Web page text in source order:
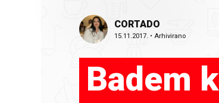
CORTADO
15.11.2017. • Arhivirano
Badem